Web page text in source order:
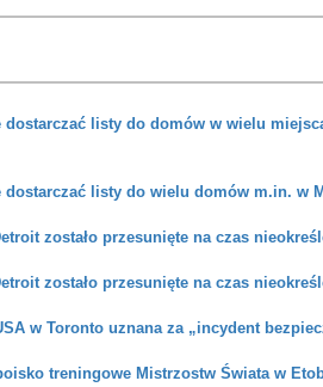
dostarczać listy do domów w wielu
dostarczać listy do wielu domów m.in. w
zostało przesunięte na czas
zostało przesunięte na czas
w Toronto uznana za „incydent
treningowe Mistrzostw Świata w